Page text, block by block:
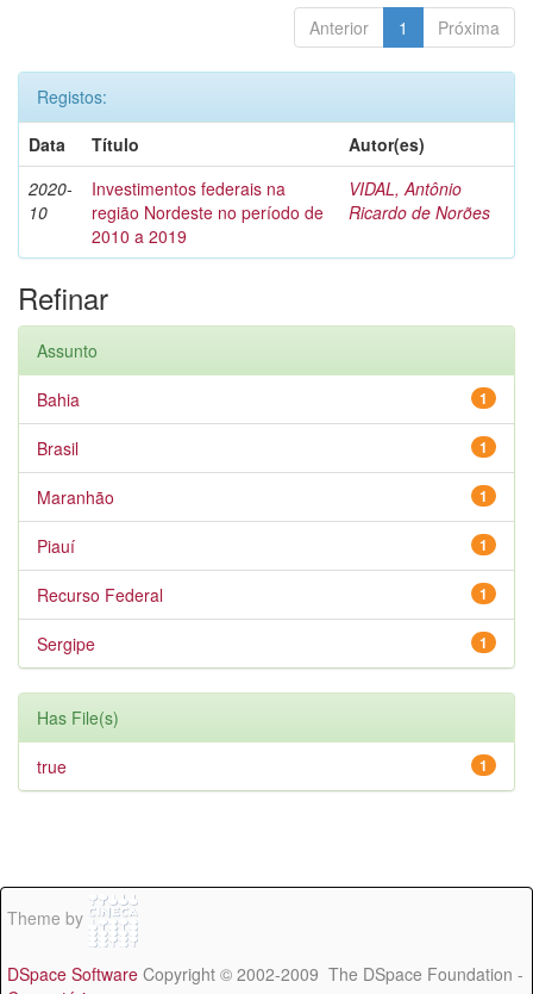
Anterior 1 Próxima
Registos:
Data
Título
Autor(es)
2020-
10
Investimentos federais na
região Nordeste no período de
2010 a 2019
VIDAL, Antônio
Ricardo de Norões
Refinar
Assunto
1
Bahia
1
Brasil
1
Maranhão
1
Piauí
1
Recurso Federal
1
Sergipe
Has File(s)
1
true
Theme by
DSpace Software Copyright © 2002-2009 The DSpace Foundation -